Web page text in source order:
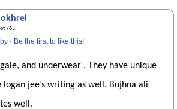
765
· Be the first to like this!
and underwear . They have unique
jee’s writing as well. Bujhna ali
well.